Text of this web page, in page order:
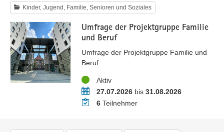
Kinder, Jugend, Familie, Senioren und Soziales
Umfrage der Projektgruppe Familie
und Beruf
Umfrage der Projektgruppe Familie und
Beruf
StatusAktiv
Zeitraum27.07.2026bis 31.08.2026
Teilnehmer
6Teilnehmer